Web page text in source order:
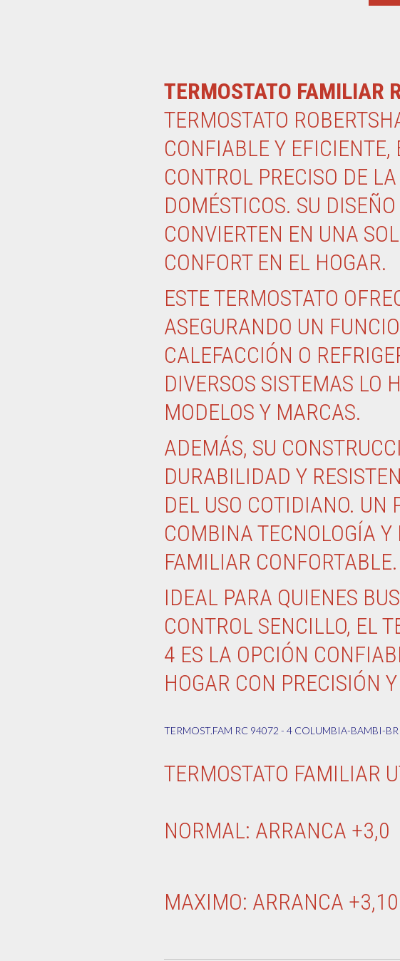
TERMOSTATO FAMILIAR
TERMOSTATO
CONFIABLE Y
CONTROL PRECISO DE
DOMÉSTICOS. SU
CONVIERTEN EN UNA
CONFORT EN EL HOGAR.
ESTE TERMOSTATO
ASEGURANDO UN
CALEFACCIÓN O
DIVERSOS SISTEMAS LO
MODELOS Y MARCAS.
ADEMÁS, SU
DURABILIDAD Y
DEL USO COTIDIANO. UN
COMBINA TECNOLOGÍA
FAMILIAR CONFORTABLE.
IDEAL PARA QUIENES
CONTROL SENCILLO, EL
4 ES LA OPCIÓN
HOGAR CON PRECISIÓN
TERMOST.FAM RC 94072 - 4 COLUMBIA-BAMBI-
TERMOSTATO FAMILIAR
NORMAL:
MAXIMO: ARRANCA